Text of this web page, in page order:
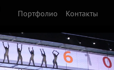
Портфолио Контакты